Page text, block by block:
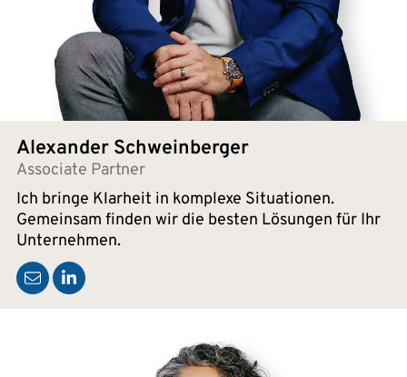
Alexander Schweinberger
Associate Partner
Ich bringe Klarheit in komplexe Situationen.
Gemeinsam finden wir die besten Lösungen für Ihr
Unternehmen.